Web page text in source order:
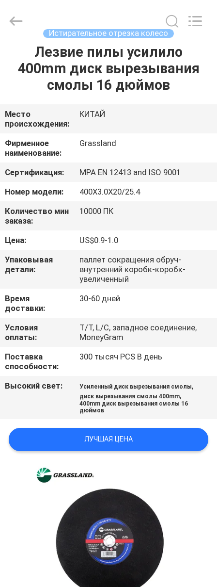
ПРОДУКТЫ
О
НАС
ПУТЕШЕСТВИЕ
ФАБРИКИ
ПРОВЕРКА
КАЧЕСТВА
СВЯЖИТЕСЬ
МЫ
НОВОСТИ
СЛУЧАИ
КАРТА
САЙТА
POLICY
Истирательное отрезка колесо
Лезвие пилы усилило
400mm диск вырезывания
смолы 16 дюймов
Место
происхождения:
КИТАЙ
Фирменное
наименование:
Grassland
Сертификация:
MPA EN 12413 and ISO 9001
Номер модели:
400X3.0X20/25.4
Количество мин
заказа:
10000 ПК
Цена:
US$0.9-1.0
Упаковывая
детали:
паллет сокращения обруч-
внутренний коробк-коробк-
увеличенный
Время
доставки:
30-60 дней
Условия
оплаты:
T/T, L/C, западное соединение,
MoneyGram
Поставка
способности:
300 тысяч PCS В день
Высокий свет: Усиленный диск вырезывания смолы,
диск вырезывания смолы 400mm,
400mm диск вырезывания смолы 16
дюймов
ЛУЧШАЯ ЦЕНА